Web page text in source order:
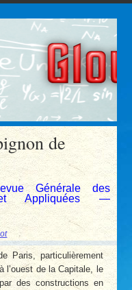
de
Générale des
Appliquées —
Paris, particulièrement
l’ouest de la Capitale, le
des constructions en